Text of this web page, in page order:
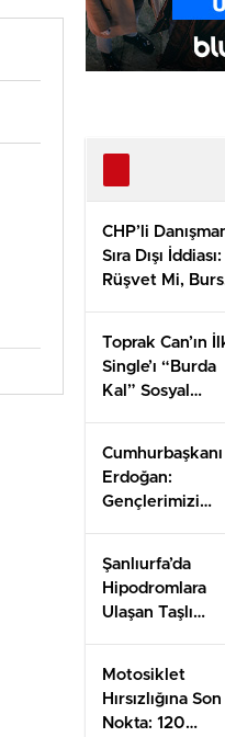
CHP’li
Sıra Dışı İddiası:
Rüşvet Mi, Burs
Toprak Can’ın
Single’ı “Burda
Kal” Sosyal
Cumhurbaşkanı
Erdoğan:
Gençlerimizi
Şanlıurfa’da
Hipodromlara
Ulaşan Taşlı
Motosiklet
Hırsızlığına Son
Nokta: 120